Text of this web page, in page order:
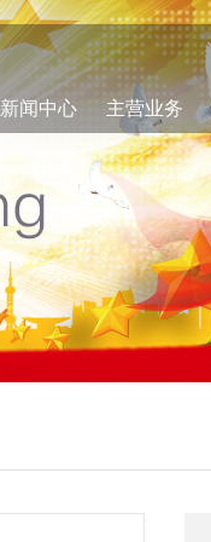
新闻中心 主营业务